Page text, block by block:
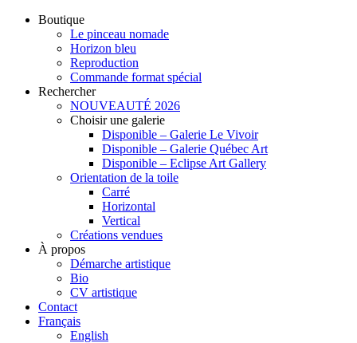
Boutique
Le pinceau nomade
Horizon bleu
Reproduction
Commande format spécial
Rechercher
NOUVEAUTÉ 2026
Choisir une galerie
Disponible – Galerie Le Vivoir
Disponible – Galerie Québec Art
Disponible – Eclipse Art Gallery
Orientation de la toile
Carré
Horizontal
Vertical
Créations vendues
À propos
Démarche artistique
Bio
CV artistique
Contact
Français
English